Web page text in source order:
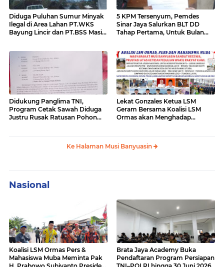
Diduga Puluhan Sumur Minyak
Ilegal di Area Lahan PT.WKS
Bayung Lincir dan PT.BSS Masi
Kelapangan Sikat Bersih Mafia
Minyak di Area Tersebut
5 KPM Tersenyum, Pemdes
Sinar Jaya Salurkan BLT DD
Tahap Pertama, Untuk Bulan
Didukung Panglima TNI,
Program Cetak Sawah Diduga
Justru Rusak Ratusan Pohon
Lekat Gonzales Ketua LSM
Geram Bersama Koalisi LSM
Ormas akan Menghadap
Ke Halaman Musi Banyuasin
Nasional
Koalisi LSM Ormas Pers &
Mahasiswa Muba Meminta Pak
Brata Jaya Academy Buka
Pendaftaran Program Persiapan